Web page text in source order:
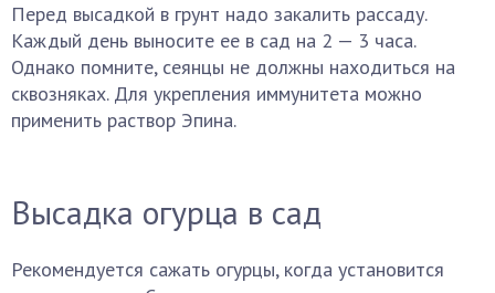
Перед высадкой в грунт надо закалить рассаду.
Каждый день выносите ее в сад на 2 — 3 часа.
Однако помните, сеянцы не должны находиться на
сквозняках. Для укрепления иммунитета можно
применить раствор Эпина.
Высадка огурца в сад
Рекомендуется сажать огурцы, когда установится